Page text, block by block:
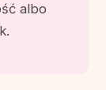
albo